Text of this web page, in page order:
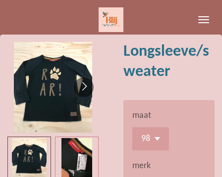
de
hoofdinhoud
Longsleeve/s
weater
maat
merk